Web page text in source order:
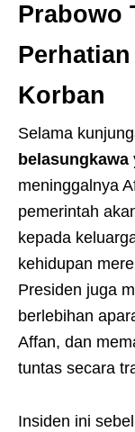
Prabowo
Korban
Selama
belasungkawa
meninggalnya
pemerintah
kepada
kehidupan
Presiden juga
berlebihan
Affan, dan
tuntas secara
Insiden ini